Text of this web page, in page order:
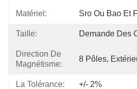
Matériel: Sro Ou Bao Et
Taille: Demande Des
Direction De
Magnétisme:
8 Pôles,
La Tolérance: +/- 2%